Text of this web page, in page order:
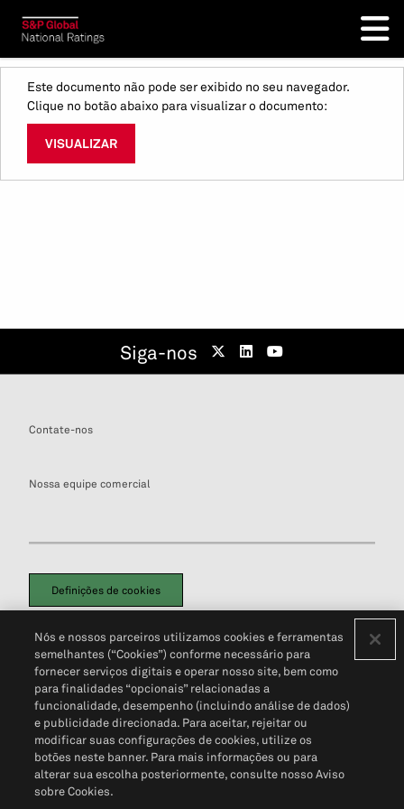
Este documento não pode ser exibido no seu navegador.
Clique no botão abaixo para visualizar o documento:
VISUALIZAR
Siga-nos
Contate-nos
Nossa equipe comercial
Definições de cookies
Política de PrivacidadePortal de privacidade do cliente (em inglês)
Não Venda Minhas Informações Pessoais© 2026 S&P Global
Nós e nossos parceiros utilizamos cookies e ferramentas
semelhantes (“Cookies”) conforme necessário para
fornecer serviços digitais e operar nosso site, bem como
para finalidades “opcionais” relacionadas a
funcionalidade, desempenho (incluindo análise de dados)
e publicidade direcionada. Para aceitar, rejeitar ou
modificar suas configurações de cookies, utilize os
botões neste banner. Para mais informações ou para
alterar sua escolha posteriormente, consulte nosso Aviso
sobre Cookies.